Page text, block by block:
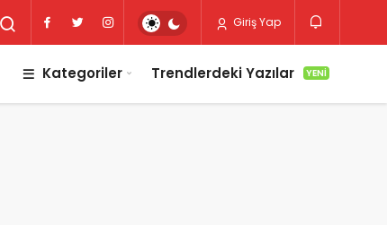
Giriş Yap
Kategoriler Trendlerdeki Yazılar YENI